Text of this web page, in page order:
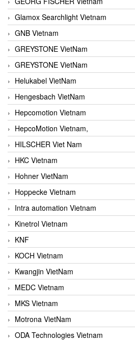
Glamox Searchlight Vietnam
GNB Vietnam
GREYSTONE VietNam
GREYSTONE VietNam
Helukabel VietNam
Hengesbach VietNam
Hepcomotion Vietnam
HepcoMotion Vietnam,
HILSCHER Viet Nam
HKC Vietnam
Hohner VietNam
Hoppecke Vietnam
Intra automation Vietnam
Kinetrol Vietnam
KNF
KOCH Vietnam
Kwangjin VietNam
MEDC Vietnam
MKS Vietnam
Motrona VietNam
ODA Technologies Vietnam